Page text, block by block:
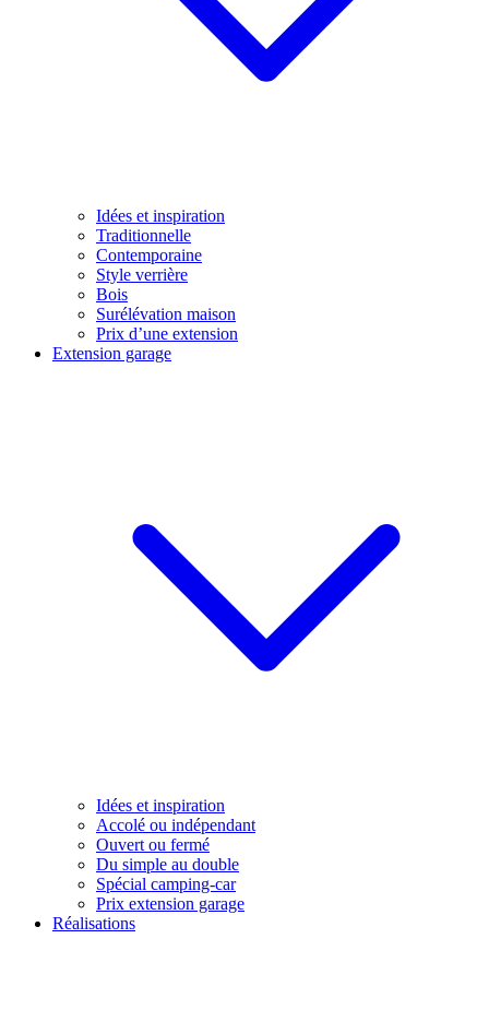
Idées et inspiration
Traditionnelle
Contemporaine
Style verrière
Bois
Surélévation maison
Prix d’une extension
Extension garage
Idées et inspiration
Accolé ou indépendant
Ouvert ou fermé
Du simple au double
Spécial camping-car
Prix extension garage
Réalisations